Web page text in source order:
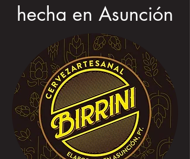
hecha en Asunción